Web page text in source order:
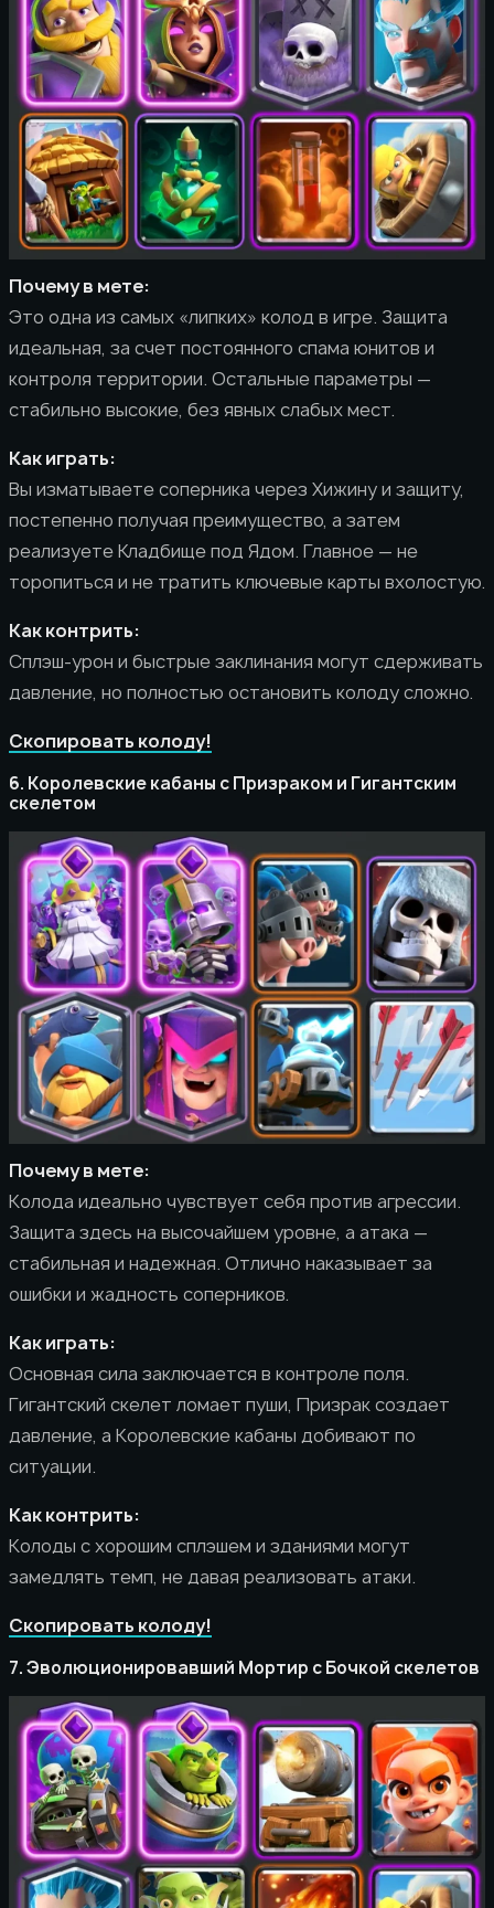
Почему в мете:
Это одна из самых «липких» колод в игре. Защита
идеальная, за счет постоянного спама юнитов и
контроля территории. Остальные параметры —
стабильно высокие, без явных слабых мест.
Как играть:
Вы изматываете соперника через Хижину и защиту,
постепенно получая преимущество, а затем
реализуете Кладбище под Ядом. Главное — не
торопиться и не тратить ключевые карты вхолостую.
Как контрить:
Сплэш-урон и быстрые заклинания могут сдерживать
давление, но полностью остановить колоду сложно.
Скопировать колоду!
6. Королевские кабаны с Призраком и Гигантским
скелетом
Почему в мете:
Колода идеально чувствует себя против агрессии.
Защита здесь на высочайшем уровне, а атака —
стабильная и надежная. Отлично наказывает за
ошибки и жадность соперников.
Как играть:
Основная сила заключается в контроле поля.
Гигантский скелет ломает пуши, Призрак создает
давление, а Королевские кабаны добивают по
ситуации.
Как контрить:
Колоды с хорошим сплэшем и зданиями могут
замедлять темп, не давая реализовать атаки.
Скопировать колоду!
7. Эволюционировавший Мортир с Бочкой скелетов